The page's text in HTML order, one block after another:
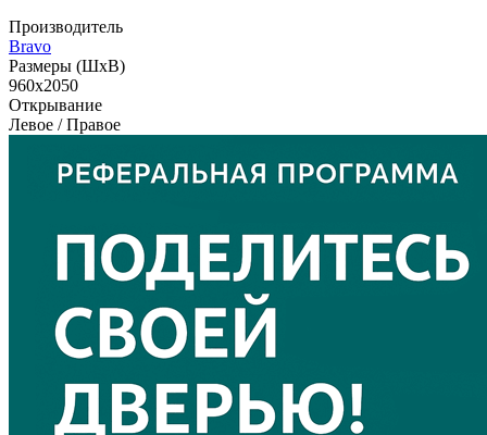
Производитель
Bravo
Размеры (ШxВ)
960x2050
Открывание
Левое / Правое